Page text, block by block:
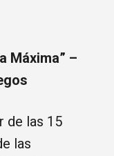
Máxima” –
de las 15
las